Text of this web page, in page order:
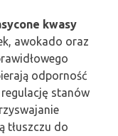
kwasy
awokado oraz
odporność
stanów
tłuszczu do